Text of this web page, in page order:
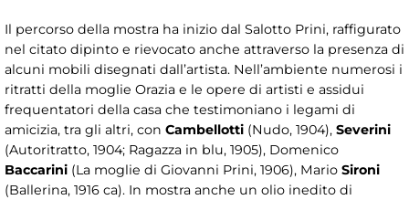
Il percorso della mostra ha inizio dal Salotto Prini, raffigurato
nel citato dipinto e rievocato anche attraverso la presenza di
alcuni mobili disegnati dall’artista. Nell’ambiente numerosi i
ritratti della moglie Orazia e le opere di artisti e assidui
frequentatori della casa che testimoniano i legami di
amicizia, tra gli altri, con Cambellotti (Nudo, 1904), Severini
(Autoritratto, 1904; Ragazza in blu, 1905), Domenico
Baccarini (La moglie di Giovanni Prini, 1906), Mario Sironi
(Ballerina, 1916 ca). In mostra anche un olio inedito di